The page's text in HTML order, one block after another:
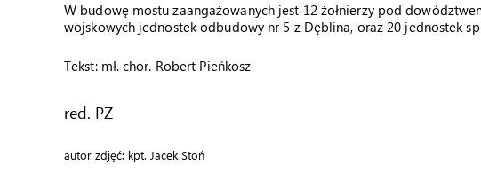
W budowę mostu zaangażowanych jest 12 żołnierzy pod
wojskowych jednostek odbudowy nr 5 z Dęblina, oraz 20 jednostek
Tekst: mł. chor. Robert Pieńkosz
red. PZ
autor zdjęć: kpt. Jacek Stoń